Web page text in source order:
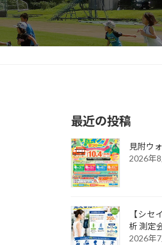
最近の投稿
見附ウ
2026年
【シセ
析 測定
2026年